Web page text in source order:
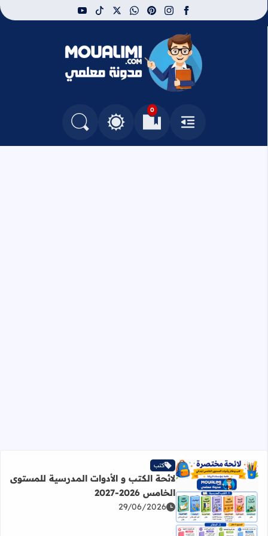
facebook
instagram
pinterest
whatsapp
x
tiktok
youtube
مدونة معلمي
القائمة
0
العلامات المرجعيةالتغيير بين الوضع النهاري والداكن
البحث في المدونة
اقرأ المزيد عن لائحة الكتب و الأدوات المدرسية للمستوى الخامس
كتب
لائحة الكتب و الأدوات المدرسية للمستوى
الخامس 2026-2027
29/06/2026